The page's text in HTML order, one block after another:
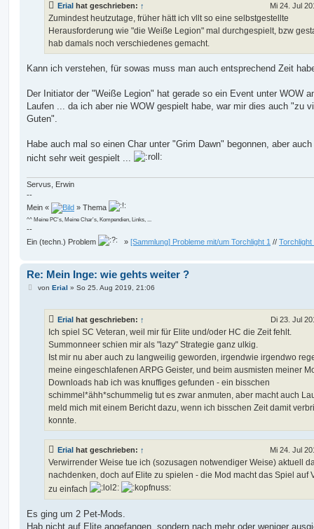
Erial hat geschrieben: ↑ Mi 24. Jul
Zumindest heutzutage, früher hätt ich vllt so eine selbstgestellte
Herausforderung wie "die Weiße Legion" mal durchgespielt, bzw
hab damals noch verschiedenes gemacht.
Kann ich verstehen, für sowas muss man auch entsprechend Zeit
Der Initiator der "Weiße Legion" hat gerade so ein Event unter WOW
Laufen ... da ich aber nie WOW gespielt habe, war mir dies auch "zu
Guten".
Habe auch mal so einen Char unter "Grim Dawn" begonnen, aber
nicht sehr weit gespielt ...
Servus, Erwin
--
Mein «
» Thema
^^ Meine PC's, Meine Char's, Kompendien, Links, ...
--
Ein (techn.) Problem
» [Sammlung] Probleme mit/um Torchlight 1 // Torchlight
Re: Mein Inge: wie gehts weiter ?
Bvon Erial » So 25. Aug 2019, 21:06
Erial hat geschrieben: ↑ Di 23. Jul
Ich spiel SC Veteran, weil mir für Elite und/oder HC die Zeit fehlt.
Summonneer schien mir als "lazy" Strategie ganz ulkig.
Ist mir nu aber auch zu langweilig geworden, irgendwie irgendwo
meine eingeschlafenen ARPG Geister, und beim ausmisten meiner
Downloads hab ich was knuffiges gefunden - ein bisschen
schimmel*ähh*schummelig tut es zwar anmuten, aber macht auch
meld mich mit einem Bericht dazu, wenn ich bisschen Zeit damit
konnte.
Erial hat geschrieben: ↑ Mi 24. Jul
Verwirrender Weise tue ich (sozusagen notwendiger Weise) aktuell
nachdenken, doch auf Elite zu spielen - die Mod macht das Spiel auf
zu einfach
Es ging um 2 Pet-Mods.
Hab nicht auf Elite angefangen, sondern nach mehr oder weniger